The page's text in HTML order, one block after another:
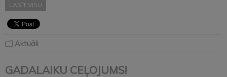
LASĪT VISU
Aktuāli
GADALAIKU CEĻOJUMS!